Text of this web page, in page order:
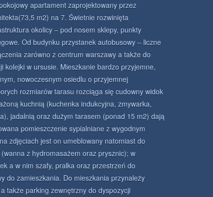
apartament zaprojektowany przez
m2) na 7. Świetnie rozwinięta
okolicy – pod nosem sklepy, punkty
Od budynku przystanek autobusowy – liczne
zarówno z centrum warszawy a także do
kolejki w ursusie. Mieszkanie bardzo przyjemne,
nowoczesnym osiedlu o przyjemnej
rozmiarów tarasu rozciąga się cudowny widok
kuchnią (kuchenka indukcyjna, zmywarka,
jadalnią oraz dużym tarasem (ponad 15 m2) dają
pomieszczenie sypialniane z wygodnym
zdjęciach jest on umeblowany natomiast do
z hydromasażem oraz prysznic); w
a w nim szafy, pralka oraz przestrzeń do
do zamieszkania. Do mieszkania przynależy
także parking zewnętrzny do dyspozycji